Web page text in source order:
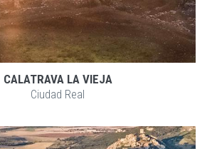
CALATRAVA LA VIEJA
Ciudad Real